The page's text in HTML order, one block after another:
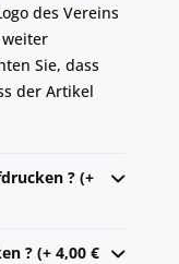
des Vereins
Sie, dass
der Artikel
? (+
? (+ 4,00 €